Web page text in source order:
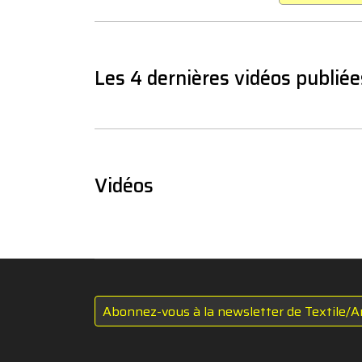
Les 4 dernières vidéos
Vidéos
Abonnez-vous à la newsletter de Textile/